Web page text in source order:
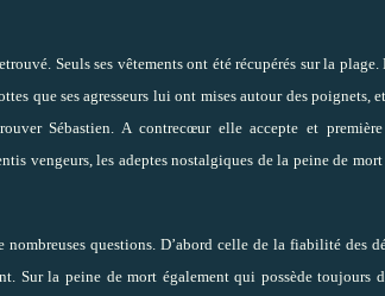
Seuls ses vêtements ont été récupérés sur la
que ses agresseurs lui ont mises autour des poignets,
Sébastien. A contrecœur elle accepte et première
vengeurs, les adeptes nostalgiques de la peine de
questions. D’abord celle de la fiabilité des
Sur la peine de mort également qui possède toujours